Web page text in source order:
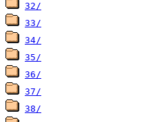
32/
33/
34/
35/
36/
37/
38/